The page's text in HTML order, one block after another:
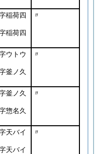
稲荷四
稲荷四
〃
ウトウ
釜ノ久
〃
釜ノ久
惣名久
〃
天バイ
天バイ
〃